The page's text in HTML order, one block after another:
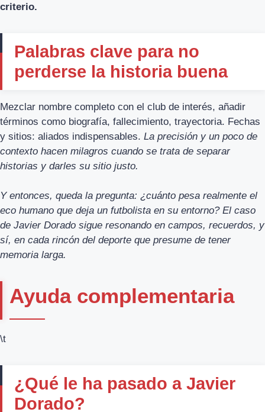
criterio.
Palabras clave para no
perderse la historia buena
Mezclar nombre completo con el club de interés, añadir
términos como biografía, fallecimiento, trayectoria. Fechas
y sitios: aliados indispensables. La precisión y un poco de
contexto hacen milagros cuando se trata de separar
historias y darles su sitio justo.
Y entonces, queda la pregunta: ¿cuánto pesa realmente el
eco humano que deja un futbolista en su entorno? El caso
de Javier Dorado sigue resonando en campos, recuerdos, y
sí, en cada rincón del deporte que presume de tener
memoria larga.
Ayuda complementaria
\t
¿Qué le ha pasado a Javier
Dorado?